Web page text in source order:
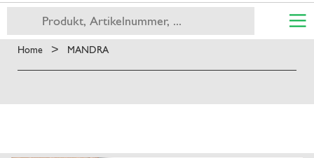
Home > MANDRA